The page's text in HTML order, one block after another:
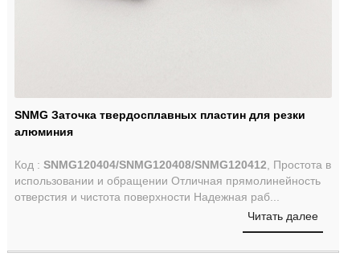
SNMG Заточка твердосплавных пластин для резки
алюминия
Код : SNMG120404/SNMG120408/SNMG120412, Простота в
использовании и обращении Отличная прямолинейность
отверстия и чистота поверхности Надежная раб...
Читать далее